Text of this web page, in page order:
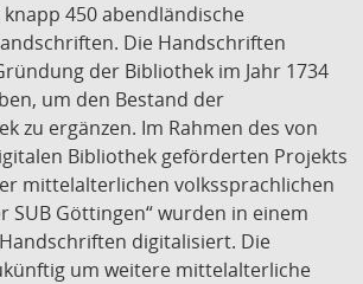
450 abendländische
Die Handschriften
der Bibliothek im Jahr 1734
um den Bestand der
zu ergänzen. Im Rahmen des von
Bibliothek geförderten Projekts
mittelalterlichen volkssprachlichen
SUB Göttingen“ wurden in einem
digitalisiert. Die
um weitere mittelalterliche